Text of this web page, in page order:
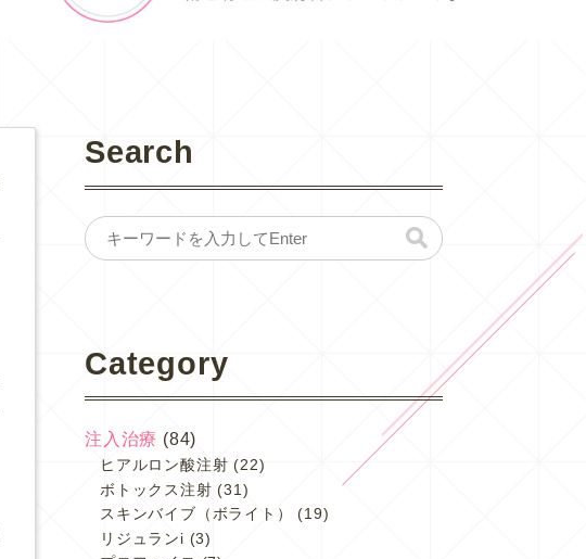
Search
Category
注入治療 (84)
ヒアルロン酸注射 (22)
ボトックス注射 (31)
スキンバイブ（ボライト）
(19)
リジュランi (3)